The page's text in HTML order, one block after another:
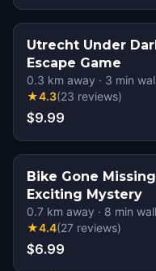
Utrecht Under
Escape Game
0.3 km away · 3 min
★4.3(23 reviews)
$9.99
Bike Gone
Exciting Mystery
0.7 km away · 8 min
★4.4(27 reviews)
$6.99